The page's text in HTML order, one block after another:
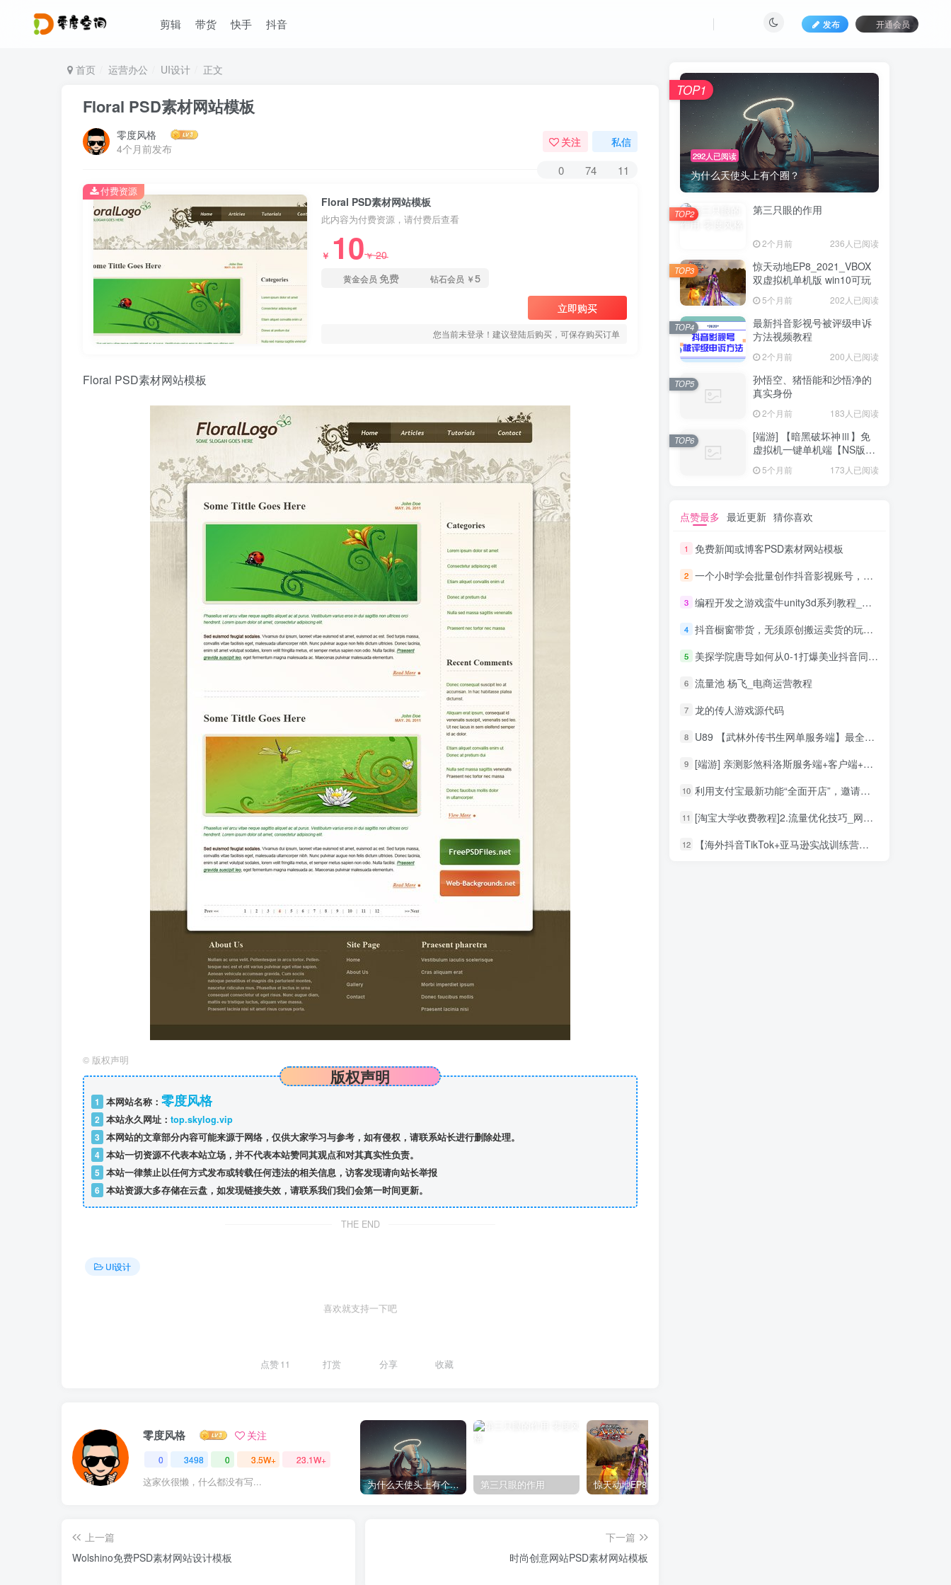
剪辑 带货 快手 抖音 发布 开通会员
首页 运营办公 UI设计 正文
Floral PSD素材网站模板
零度风格
4个月前发布
关注 私信
0 74 11
Floral PSD素材网站模板
此内容为付费资源，请付费后查看
￥ 10￥20
黄金会员 免费 钻石会员 ￥5
立即购买
您当前未登录！建议登陆后购买，可保存购买订单
付费资源
Floral PSD素材网站模板
© 版权声明
版权声明
1 本网站名称： 零度风格
2 本站永久网址： top.skylog.vip
3 本网站的文章部分内容可能来源于网络，仅供大家学习与参考，如有侵权，请联系站长进行删除处理。
4 本站一切资源不代表本站立场，并不代表本站赞同其观点和对其真实性负责。
5 本站一律禁止以任何方式发布或转载任何违法的相关信息，访客发现请向站长举报
6 本站资源大多存储在云盘，如发现链接失效，请联系我们我们会第一时间更新。
THE END
UI设计
喜欢就支持一下吧
点赞11 打赏 分享 收藏
零度风格 关注
0 3498 0 3.5W+ 23.1W+
这家伙很懒，什么都没有写... 为什么天使头上有个圈？ 第三只眼的作用
上一篇
Wolshino免费PSD素材网站设计模板
下一篇
时尚创意网站PSD素材网站模板
292人已阅读
为什么天使头上有个圈？
TOP1
第三只眼的作用
2个月前 236人已阅读
TOP2
惊天动地EP8_2021_VBOX
双虚拟机单机版 win10可玩
5个月前 202人已阅读
TOP3
最新抖音影视号被评级申诉
方法视频教程
2个月前 200人已阅读
TOP4
孙悟空、猪悟能和沙悟净的
真实身份
2个月前 183人已阅读
TOP5
[端游] 【暗黑破坏神Ⅲ】免
虚拟机一键单机端【NS版
5个月前 173人已阅读
TOP6
点赞最多 最近更新 猜你喜欢
1 免费新闻或博客PSD素材网站模板
2 一个小时学会批量创作抖音影视账号，影视账号创作解析（附搬运模板）
3 编程开发之游戏蛮牛unity3d系列教程_游戏开发教程
4 抖音橱窗带货，无须原创搬运卖货的玩法实现躺赚 单号月入1000-2000元
5 美探学院唐导如何从0-1打爆美业抖音同城号变现千万
6 流量池 杨飞_电商运营教程
7 龙的传人游戏源代码
8 U89 【武林外传书生网单服务端】最全端带本副本全补丁带任务与NPC+商城编辑器游戏客户端源码
9 [端游] 亲测影煞科洛斯服务端+客户端+GM添加工具+修改工具
10 利用支付宝最新功能“全面开店”，邀请店家入住日赚300无上限_网赚教程
11 [淘宝大学收费教程]2.流量优化技巧_网络营销教程
12 【海外抖音TikTok+亚马逊实战训练营】带着你赚取海外版抖音的金桶